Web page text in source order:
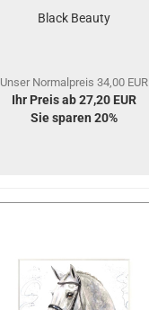
Black Beauty
Unser Normalpreis 34,00 EUR
Ihr Preis ab 27,20 EUR
Sie sparen 20%